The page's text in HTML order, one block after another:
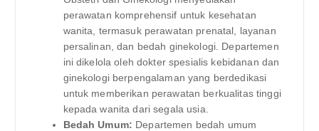
perawatan komprehensif untuk kesehatan
wanita, termasuk perawatan prenatal, layanan
persalinan, dan bedah ginekologi. Departemen
ini dikelola oleh dokter spesialis kebidanan dan
ginekologi berpengalaman yang berdedikasi
untuk memberikan perawatan berkualitas tinggi
kepada wanita dari segala usia.
Bedah Umum: Departemen bedah umum